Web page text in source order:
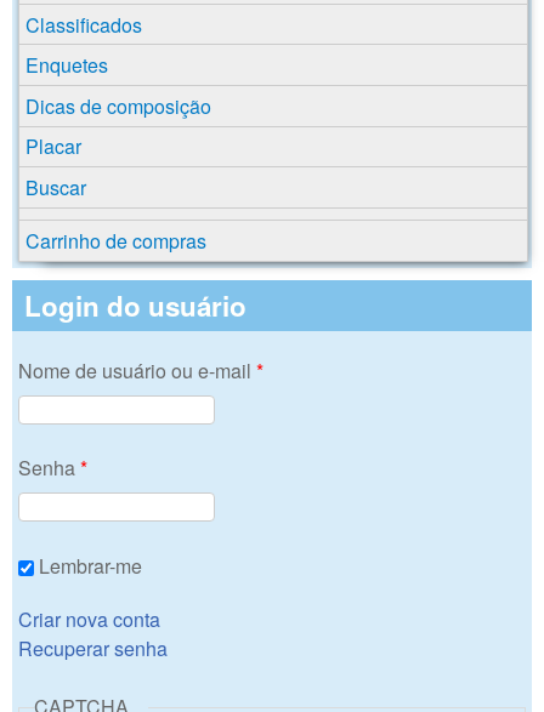
Classificados
Enquetes
Dicas de composição
Placar
Buscar
Carrinho de compras
Login do usuário
Nome de usuário ou e-mail *
Senha*
Lembrar-me
Criar nova conta
Recuperar senha